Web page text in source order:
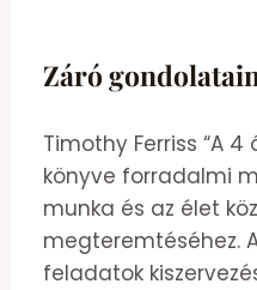
Záró
Timothy Ferriss “A
könyve forradalmi
munka és az élet
megteremtéséhez.
feladatok